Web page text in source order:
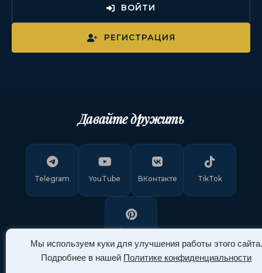
Мы используем куки для улучшения работы этого сайта.
Подробнее в нашей Политике конфиденциальности
ВОЙТИ
РЕГИСТРАЦИЯ
Давайте дружить
Telegram YouTube ВКонтакте TikTok
Pinterest